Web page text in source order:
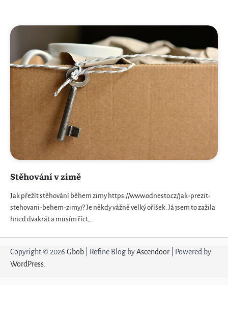
Stěhování v zimě
Jak přežít stěhování během zimy https://www.odnesto.cz/jak-prezit-
stehovani-behem-zimy/? Je někdy vážně velký oříšek. Já jsem to zažila
hned dvakrát a musím říct,…
Copyright © 2026 Gbob | Refine Blog byAscendoor | Powered by
WordPress.